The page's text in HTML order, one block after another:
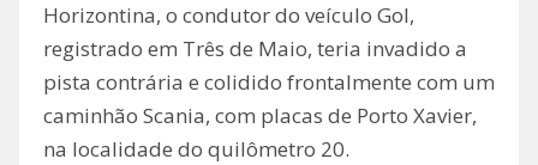
Horizontina, o condutor do veículo Gol,
registrado em Três de Maio, teria invadido a
pista contrária e colidido frontalmente com um
caminhão Scania, com placas de Porto Xavier,
na localidade do quilômetro 20.